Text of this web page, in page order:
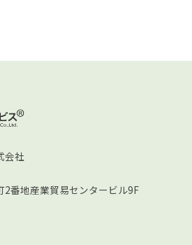
会社
2番地産業貿易センタービル9F